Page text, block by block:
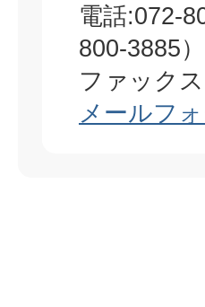
電話:072-
800-3885）
ファック
メールフ